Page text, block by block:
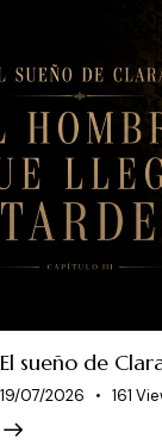
El sueño de
19/07/2026 161